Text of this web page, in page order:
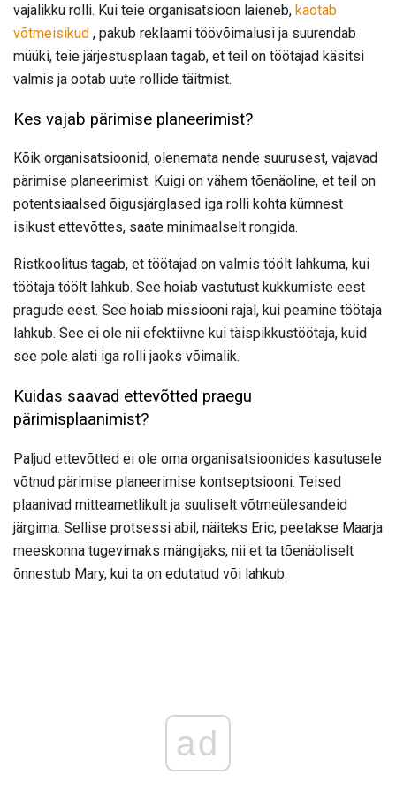
vajalikku rolli. Kui teie organisatsioon laieneb, kaotab
võtmeisikud , pakub reklaami töövõimalusi ja suurendab
müüki, teie järjestusplaan tagab, et teil on töötajad käsitsi
valmis ja ootab uute rollide täitmist.
Kes vajab pärimise planeerimist?
Kõik organisatsioonid, olenemata nende suurusest, vajavad
pärimise planeerimist. Kuigi on vähem tõenäoline, et teil on
potentsiaalsed õigusjärglased iga rolli kohta kümnest
isikust ettevõttes, saate minimaalselt rongida.
Ristkoolitus tagab, et töötajad on valmis töölt lahkuma, kui
töötaja töölt lahkub. See hoiab vastutust kukkumiste eest
pragude eest. See hoiab missiooni rajal, kui peamine töötaja
lahkub. See ei ole nii efektiivne kui täispikkustöötaja, kuid
see pole alati iga rolli jaoks võimalik.
Kuidas saavad ettevõtted praegu
pärimisplaanimist?
Paljud ettevõtted ei ole oma organisatsioonides kasutusele
võtnud pärimise planeerimise kontseptsiooni. Teised
plaanivad mitteametlikult ja suuliselt võtmeülesandeid
järgima. Sellise protsessi abil, näiteks Eric, peetakse Maarja
meeskonna tugevimaks mängijaks, nii et ta tõenäoliselt
õnnestub Mary, kui ta on edutatud või lahkub.
ad